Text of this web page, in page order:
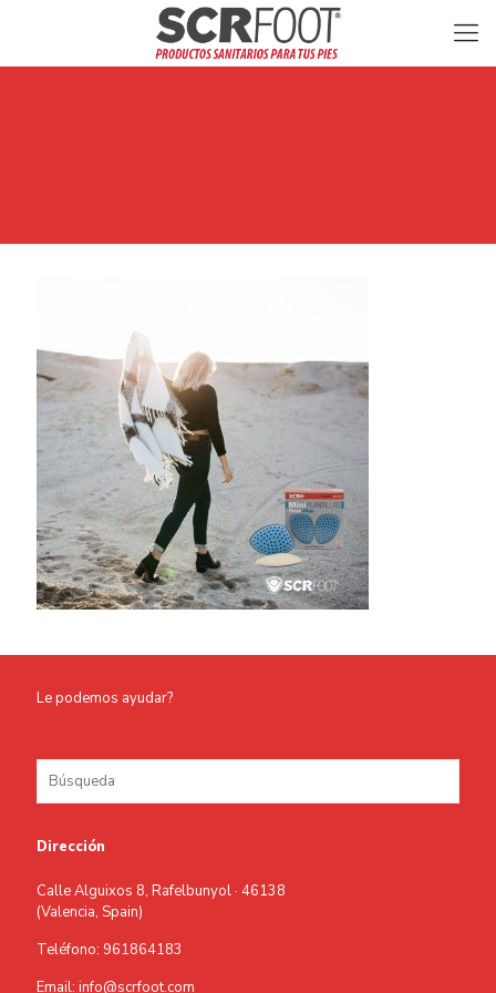
Le podemos ayudar?
Dirección
Calle Alguixos 8, Rafelbunyol · 46138
(Valencia, Spain)
Teléfono: 961864183
Email: info@scrfoot.com